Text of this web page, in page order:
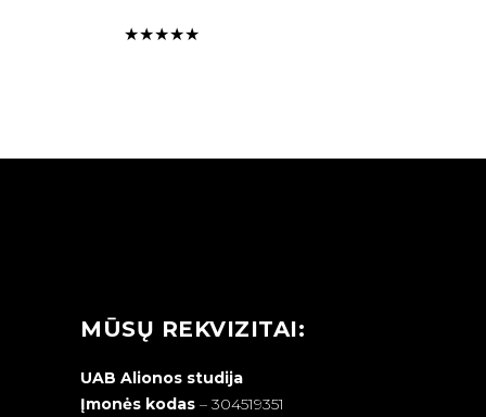
★★★★★
MŪSŲ REKVIZITAI:
UAB Alionos studija
Įmonės kodas – 304519351